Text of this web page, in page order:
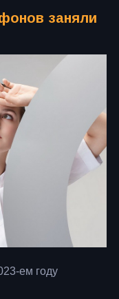
заняли
ем году